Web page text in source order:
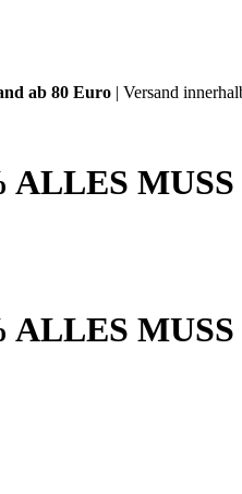
ab 80 Euro | Versand